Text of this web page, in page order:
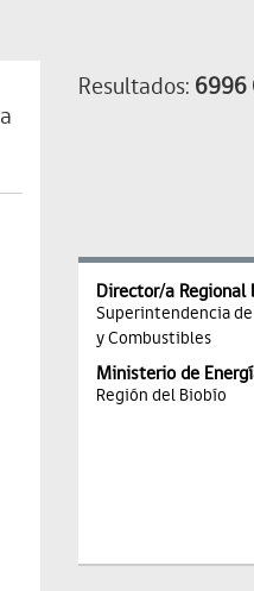
Resultados: 6996
Director/a Regional
Superintendencia
y Combustibles
Ministerio de
Región del Biobío